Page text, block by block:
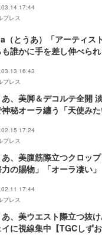
17:44
プレス
（とうあ）「アーティス
誰かに手を差し伸べら
】 16:43
プレス
あ、美脚＆デコルテ全開
秘オーラ纏う「天使み
17:24
プレス
あ、美腹筋際立つクロッ
力の賜物」「オーラ凄い
17:44
プレス
あ、美ウエスト際立つ抜
に視線集中【TGCしずお